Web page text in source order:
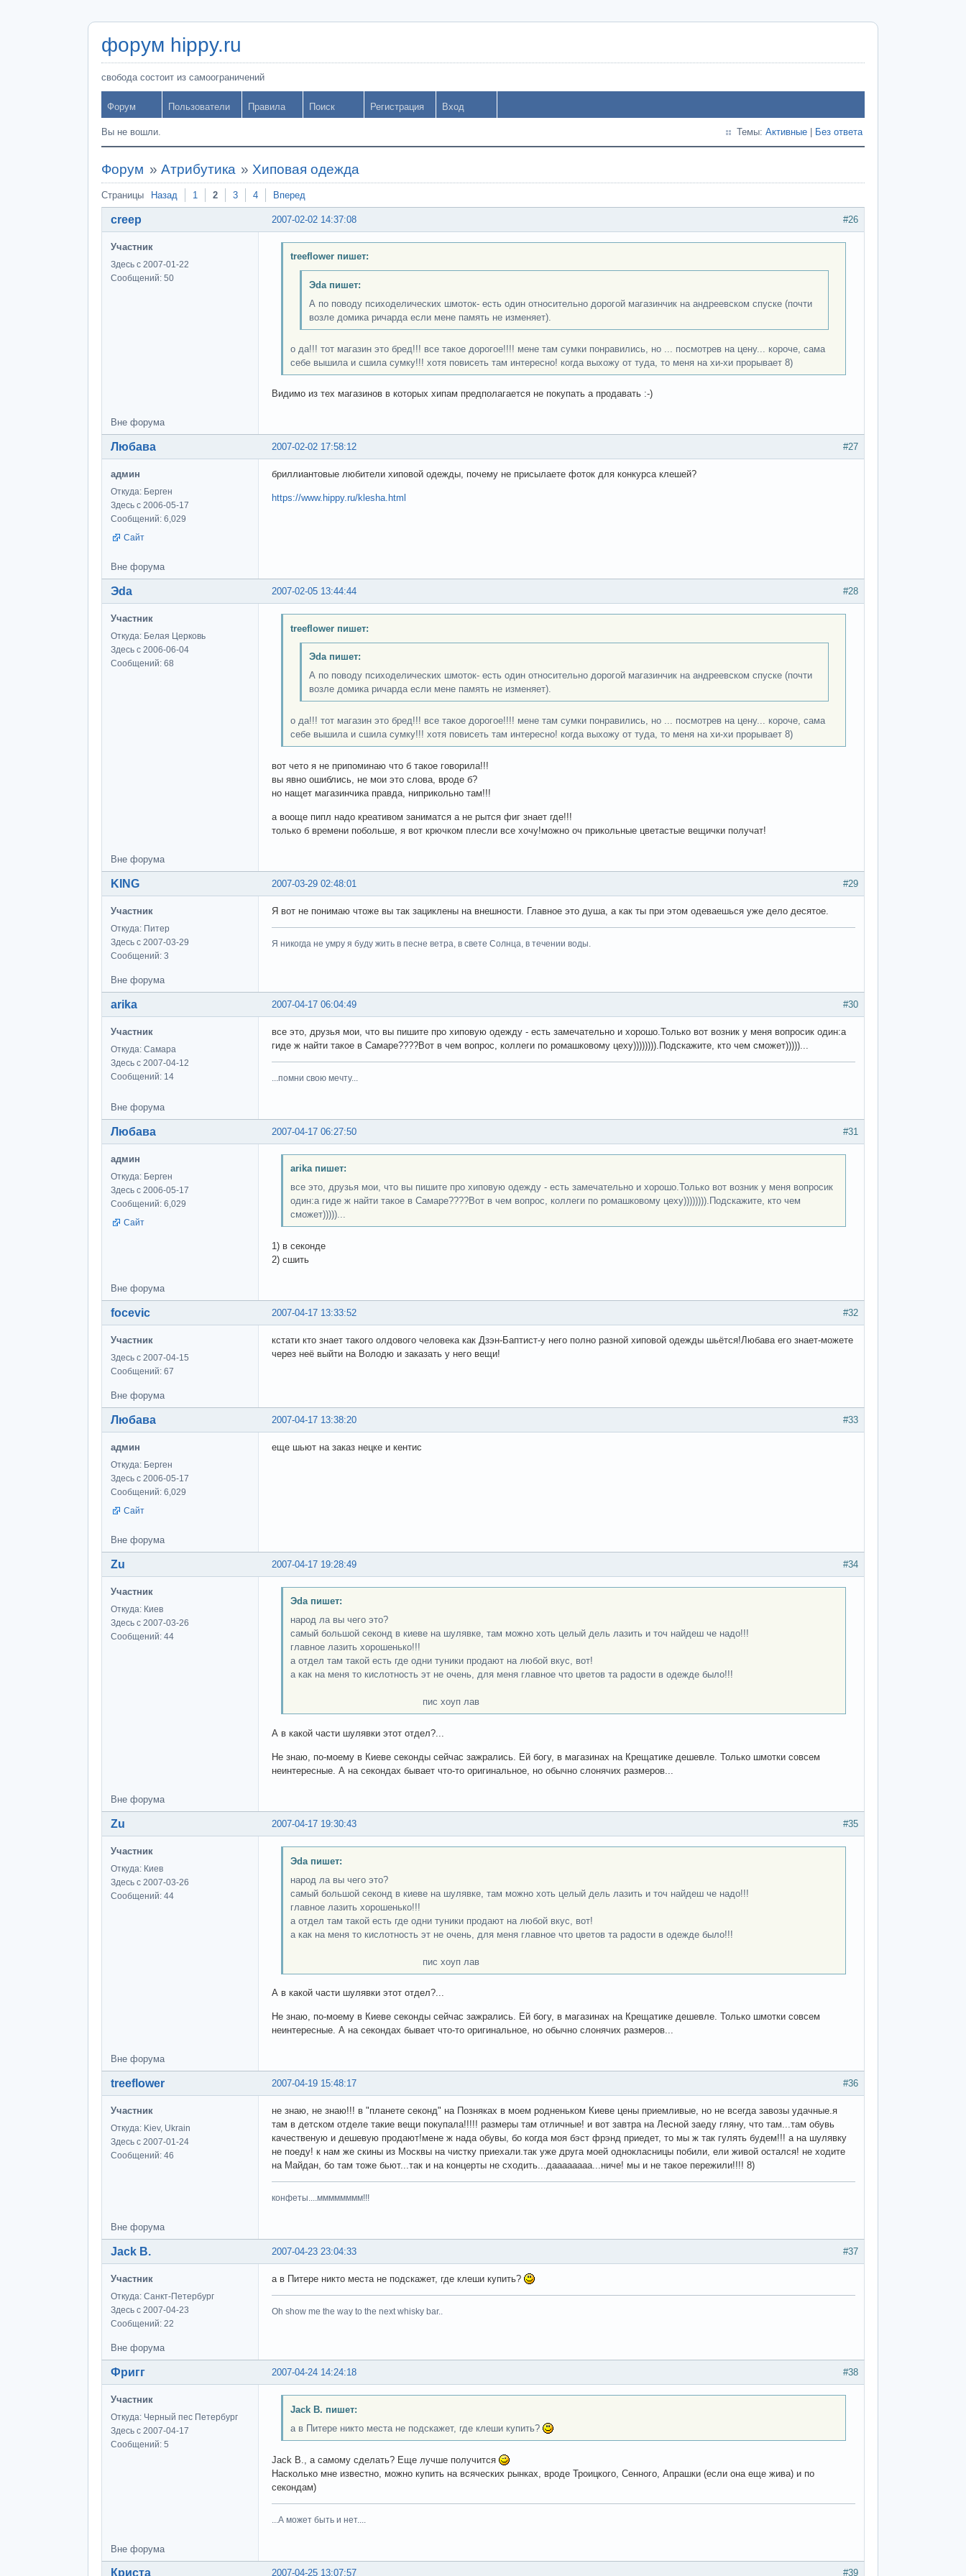
форум hippy.ru
свобода состоит из самоограничений
Форум Пользователи Правила Поиск Регистрация Вход
Вы не вошли. Темы: Активные Без ответа
Форум » Атрибутика » Хиповая одежда
Страницы Назад 1 2 3 4 Вперед
#26
2007-02-02 14:37:08
creep
Участник
Здесь с 2007-01-22
Сообщений: 50
treeflower пишет:
Эda пишет:
А по поводу психоделических шмоток- есть один относительно дорогой магазинчик на андреевском спуске (почти
возле домика ричарда если мене память не изменяет).
о да!!! тот магазин это бред!!! все такое дорогое!!!! мене там сумки понравились, но ... посмотрев на цену... короче, сама
себе вышила и сшила сумку!!! хотя повисеть там интересно! когда выхожу от туда, то меня на хи-хи прорывает 8)
Видимо из тех магазинов в которых хипам предполагается не покупать а продавать :-)
Вне форума
#27
2007-02-02 17:58:12
Любава
админ
Откуда: Берген
Здесь с 2006-05-17
Сообщений: 6,029
Сайт
бриллиантовые любители хиповой одежды, почему не присылаете фоток для конкурса клешей?
https://www.hippy.ru/klesha.html
Вне форума
#28
2007-02-05 13:44:44
Эda
Участник
Откуда: Белая Церковь
Здесь с 2006-06-04
Сообщений: 68
treeflower пишет:
Эda пишет:
А по поводу психоделических шмоток- есть один относительно дорогой магазинчик на андреевском спуске (почти
возле домика ричарда если мене память не изменяет).
о да!!! тот магазин это бред!!! все такое дорогое!!!! мене там сумки понравились, но ... посмотрев на цену... короче, сама
себе вышила и сшила сумку!!! хотя повисеть там интересно! когда выхожу от туда, то меня на хи-хи прорывает 8)
вот чето я не припоминаю что б такое говорила!!!
вы явно ошиблись, не мои это слова, вроде б?
но нащет магазинчика правда, ниприкольно там!!!
а вооще пипл надо креативом заниматся а не рытся фиг знает где!!!
только б времени побольше, я вот крючком плесли все хочу!можно оч прикольные цветастые вещички получат!
Вне форума
#29
2007-03-29 02:48:01
KING
Участник
Откуда: Питер
Здесь с 2007-03-29
Сообщений: 3
Я вот не понимаю чтоже вы так зациклены на внешности. Главное это душа, а как ты при этом одеваешься уже дело десятое.
Я никогда не умру я буду жить в песне ветра, в свете Солнца, в течении воды.
Вне форума
#30
2007-04-17 06:04:49
arika
Участник
Откуда: Самара
Здесь с 2007-04-12
Сообщений: 14
все это, друзья мои, что вы пишите про хиповую одежду - есть замечательно и хорошо.Только вот возник у меня вопросик один:а
гиде ж найти такое в Самаре????Вот в чем вопрос, коллеги по ромашковому цеху)))))))).Подскажите, кто чем сможет)))))...
...помни свою мечту...
Вне форума
#31
2007-04-17 06:27:50
Любава
админ
Откуда: Берген
Здесь с 2006-05-17
Сообщений: 6,029
Сайт
arika пишет:
все это, друзья мои, что вы пишите про хиповую одежду - есть замечательно и хорошо.Только вот возник у меня вопросик
один:а гиде ж найти такое в Самаре????Вот в чем вопрос, коллеги по ромашковому цеху)))))))).Подскажите, кто чем
сможет)))))...
1) в секонде
2) сшить
Вне форума
#32
2007-04-17 13:33:52
focevic
Участник
Здесь с 2007-04-15
Сообщений: 67
кстати кто знает такого олдового человека как Дзэн-Баптист-у него полно разной хиповой одежды шьётся!Любава его знает-можете
через неё выйти на Володю и заказать у него вещи!
Вне форума
#33
2007-04-17 13:38:20
Любава
админ
Откуда: Берген
Здесь с 2006-05-17
Сообщений: 6,029
Сайт
еще шьют на заказ нецке и кентис
Вне форума
#34
2007-04-17 19:28:49
Zu
Участник
Откуда: Киев
Здесь с 2007-03-26
Сообщений: 44
Эda пишет:
народ ла вы чего это?
самый большой секонд в киеве на шулявке, там можно хоть целый дель лазить и точ найдеш че надо!!!
главное лазить хорошенько!!!
а отдел там такой есть где одни туники продают на любой вкус, вот!
а как на меня то кислотность эт не очень, для меня главное что цветов та радости в одежде было!!!
пис хоуп лав
А в какой части шулявки этот отдел?...
Не знаю, по-моему в Киеве секонды сейчас зажрались. Ей богу, в магазинах на Крещатике дешевле. Только шмотки совсем
неинтересные. А на секондах бывает что-то оригинальное, но обычно слонячих размеров...
Вне форума
#35
2007-04-17 19:30:43
Zu
Участник
Откуда: Киев
Здесь с 2007-03-26
Сообщений: 44
Эda пишет:
народ ла вы чего это?
самый большой секонд в киеве на шулявке, там можно хоть целый дель лазить и точ найдеш че надо!!!
главное лазить хорошенько!!!
а отдел там такой есть где одни туники продают на любой вкус, вот!
а как на меня то кислотность эт не очень, для меня главное что цветов та радости в одежде было!!!
пис хоуп лав
А в какой части шулявки этот отдел?...
Не знаю, по-моему в Киеве секонды сейчас зажрались. Ей богу, в магазинах на Крещатике дешевле. Только шмотки совсем
неинтересные. А на секондах бывает что-то оригинальное, но обычно слонячих размеров...
Вне форума
#36
2007-04-19 15:48:17
treeflower
Участник
Откуда: Kiev, Ukrain
Здесь с 2007-01-24
Сообщений: 46
не знаю, не знаю!!! в "планете секонд" на Позняках в моем родненьком Киеве цены приемливые, но не всегда завозы удачные.я
там в детском отделе такие вещи покупала!!!!! размеры там отличные! и вот завтра на Лесной заеду гляну, что там...там обувь
качественую и дешевую продают!мене ж нада обувы, бо когда моя бэст фрэнд приедет, то мы ж так гулять будем!!! а на шулявку
не поеду! к нам же скины из Москвы на чистку приехали.так уже друга моей однокласницы побили, ели живой остался! не ходите
на Майдан, бо там тоже бьют...так и на концерты не сходить...даааааааа...ниче! мы и не такое пережили!!!! 8)
конфеты....мммммммм!!!
Вне форума
#37
2007-04-23 23:04:33
Jack B.
Участник
Откуда: Санкт-Петербург
Здесь с 2007-04-23
Сообщений: 22
а в Питере никто места не подскажет, где клеши купить?
Oh show me the way to the next whisky bar..
Вне форума
#38
2007-04-24 14:24:18
Фригг
Участник
Откуда: Черный пес Петербург
Здесь с 2007-04-17
Сообщений: 5
Jack B. пишет:
а в Питере никто места не подскажет, где клеши купить?
Jack B., а самому сделать? Еще лучше получится
Насколько мне известно, можно купить на всяческих рынках, вроде Троицкого, Сенного, Апрашки (если она еще жива) и по
секондам)
...А может быть и нет....
Вне форума
#39
2007-04-25 13:07:57
Криста